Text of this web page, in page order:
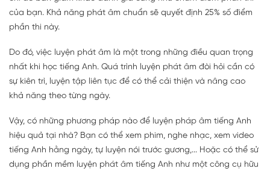
của bạn. Khả năng phát âm chuẩn sẽ quyết định 25% số điểm
phần thi này.
Do đó, việc luyện phát âm là một trong những điều quan trọng
nhất khi học tiếng Anh. Quá trình luyện phát âm đòi hỏi cần có
sự kiên trì, luyện tập liên tục để có thể cải thiện và nâng cao
khả năng theo từng ngày.
Vậy, có những phương pháp nào để luyện pháp âm tiếng Anh
hiệu quả tại nhà? Bạn có thể xem phim, nghe nhạc, xem video
tiếng Anh hằng ngày, tự luyện nói trước gương,... Hoặc có thể sử
dụng phần mềm luyện phát âm tiếng Anh như một công cụ hữu